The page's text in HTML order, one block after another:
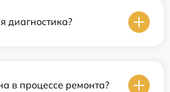
диагностика?
в процессе ремонта?